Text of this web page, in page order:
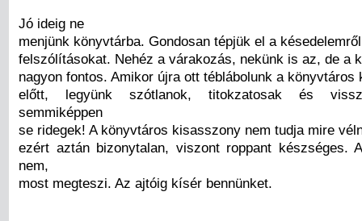
Jó ideig ne
menjünk könyvtárba. Gondosan tépjük el a
felszólításokat. Nehéz a várakozás, nekünk is az, de a
nagyon fontos. Amikor újra ott téblábolunk a könyvtáros
előtt, legyünk szótlanok, titokzatosak és
semmiképpen
se ridegek! A könyvtáros kisasszony nem tudja mire
ezért aztán bizonytalan, viszont roppant készséges.
nem,
most megteszi. Az ajtóig kísér bennünket.